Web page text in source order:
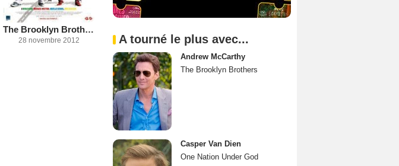
The Brooklyn Brothers
28 novembre 2012 A tourné le plus avec...
Andrew McCarthy
The Brooklyn Brothers
Casper Van Dien
One Nation Under God